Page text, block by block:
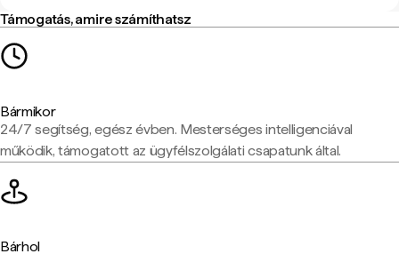
Támogatás, amire számíthatsz
Bármikor
24/7 segítség, egész évben. Mesterséges intelligenciával
működik, támogatott az ügyfélszolgálati csapatunk által.
Bárhol